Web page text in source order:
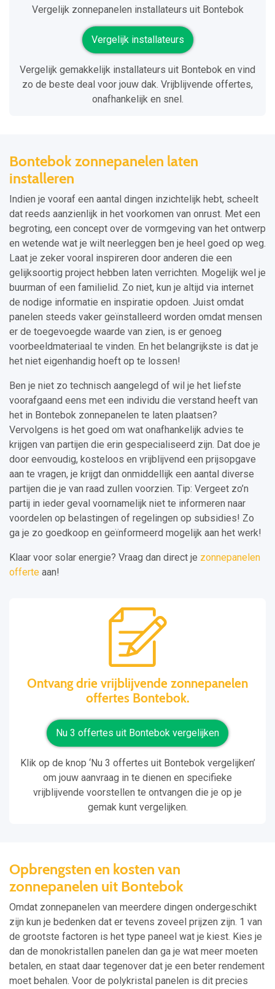
Vergelijk zonnepanelen installateurs uit Bontebok
Vergelijk installateurs
Vergelijk gemakkelijk installateurs uit Bontebok en vind
zo de beste deal voor jouw dak. Vrijblijvende offertes,
onafhankelijk en snel.
Bontebok zonnepanelen laten
installeren
Indien je vooraf een aantal dingen inzichtelijk hebt, scheelt
dat reeds aanzienlijk in het voorkomen van onrust. Met een
begroting, een concept over de vormgeving van het ontwerp
en wetende wat je wilt neerleggen ben je heel goed op weg.
Laat je zeker vooral inspireren door anderen die een
gelijksoortig project hebben laten verrichten. Mogelijk wel je
buurman of een familielid. Zo niet, kun je altijd via internet
de nodige informatie en inspiratie opdoen. Juist omdat
panelen steeds vaker geïnstalleerd worden omdat mensen
er de toegevoegde waarde van zien, is er genoeg
voorbeeldmateriaal te vinden. En het belangrijkste is dat je
het niet eigenhandig hoeft op te lossen!
Ben je niet zo technisch aangelegd of wil je het liefste
voorafgaand eens met een individu die verstand heeft van
het in Bontebok zonnepanelen te laten plaatsen?
Vervolgens is het goed om wat onafhankelijk advies te
krijgen van partijen die erin gespecialiseerd zijn. Dat doe je
door eenvoudig, kosteloos en vrijblijvend een prijsopgave
aan te vragen, je krijgt dan onmiddellijk een aantal diverse
partijen die je van raad zullen voorzien. Tip: Vergeet zo’n
partij in ieder geval voornamelijk niet te informeren naar
voordelen op belastingen of regelingen op subsidies! Zo
ga je zo goedkoop en geïnformeerd mogelijk aan het werk!
Klaar voor solar energie? Vraag dan direct je zonnepanelen
offerte aan!
Ontvang drie vrijblijvende zonnepanelen
offertes Bontebok.
Nu 3 offertes uit Bontebok vergelijken
Klik op de knop ‘Nu 3 offertes uit Bontebok vergelijken’
om jouw aanvraag in te dienen en specifieke
vrijblijvende voorstellen te ontvangen die je op je
gemak kunt vergelijken.
Opbrengsten en kosten van
zonnepanelen uit Bontebok
Omdat zonnepanelen van meerdere dingen ondergeschikt
zijn kun je bedenken dat er tevens zoveel prijzen zijn. 1 van
de grootste factoren is het type paneel wat je kiest. Kies je
dan de monokristallen panelen dan ga je wat meer moeten
betalen, en staat daar tegenover dat je een beter rendement
moet behalen. Voor de polykristal panelen is dit precies